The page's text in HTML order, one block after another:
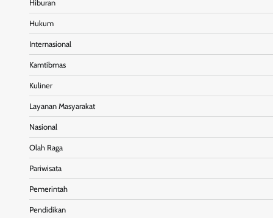
Hiburan
Hukum
Internasional
Kamtibmas
Kuliner
Layanan Masyarakat
Nasional
Olah Raga
Pariwisata
Pemerintah
Pendidikan